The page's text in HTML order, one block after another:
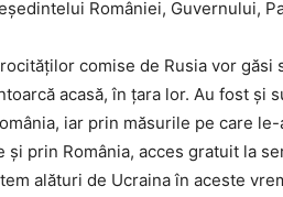
României, Guvernului,
comise de Rusia vor găsi
acasă, în țara lor. Au fost și
iar prin măsurile pe care le-
prin România, acces gratuit la
alături de Ucraina în aceste